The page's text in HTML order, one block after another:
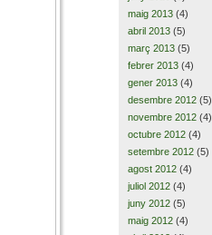
maig 2013 (4)
abril 2013 (5)
març 2013 (5)
febrer 2013 (4)
gener 2013 (4)
desembre 2012 (5)
novembre 2012 (4)
octubre 2012 (4)
setembre 2012 (5)
agost 2012 (4)
juliol 2012 (4)
juny 2012 (5)
maig 2012 (4)